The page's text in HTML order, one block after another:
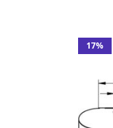
gats
17%